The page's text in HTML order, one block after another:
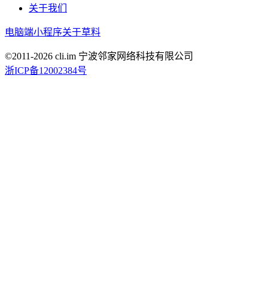
关于我们
电脑端小程序关于草料
©2011-2026 cli.im 宁波邻家网络科技有限公司
浙ICP备12002384号